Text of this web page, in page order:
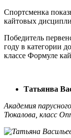
Спортсменка
кайтовых
Победитель
году в категории
классе Формуле
Татьянва
Академия
Тюкалова, класс